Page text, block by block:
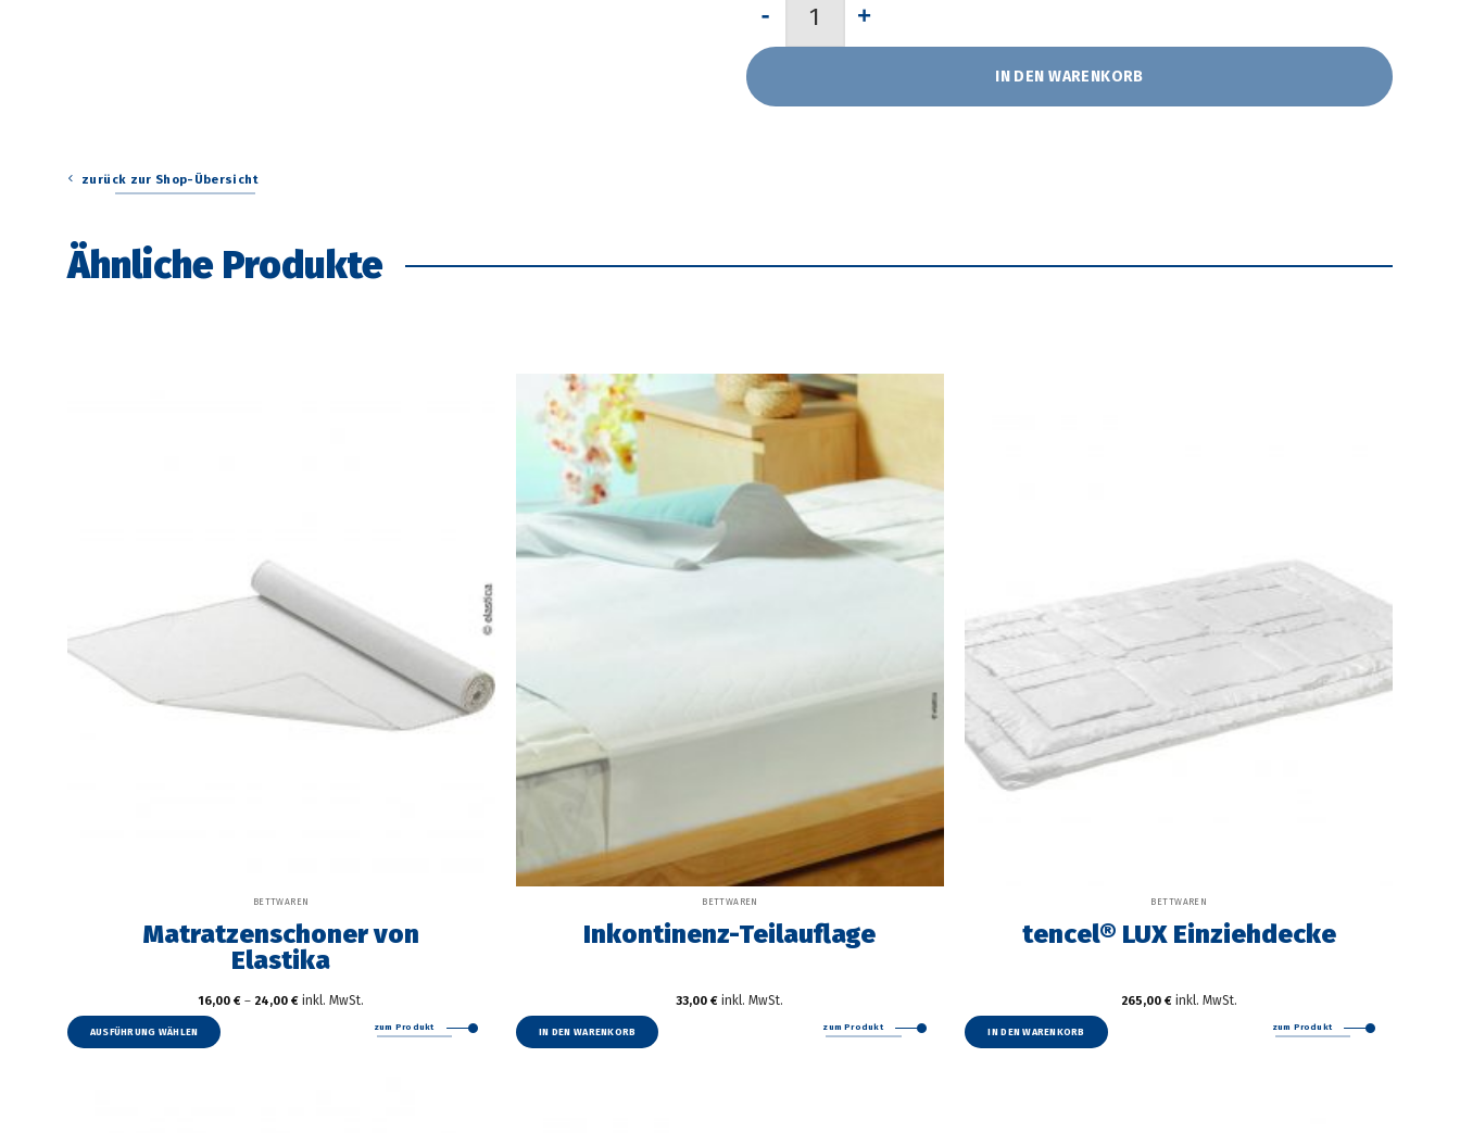
IN DEN WARENKORB
zurück zur Shop-Übersicht
Ähnliche Produkte
BETTWAREN
Matratzenschoner von
Elastika
16,00€ – 24,00€ inkl. MwSt.
AUSFÜHRUNG WÄHLEN
Produkt
zum Produkt
BETTWAREN
Inkontinenz-Teilauflage
33,00€ inkl. MwSt.
IN DEN WARENKORB
zum Produkt
BETTWAREN
tencel® LUX Einziehdecke
265,00 € inkl. MwSt.
IN DEN WARENKORB
zum Produkt